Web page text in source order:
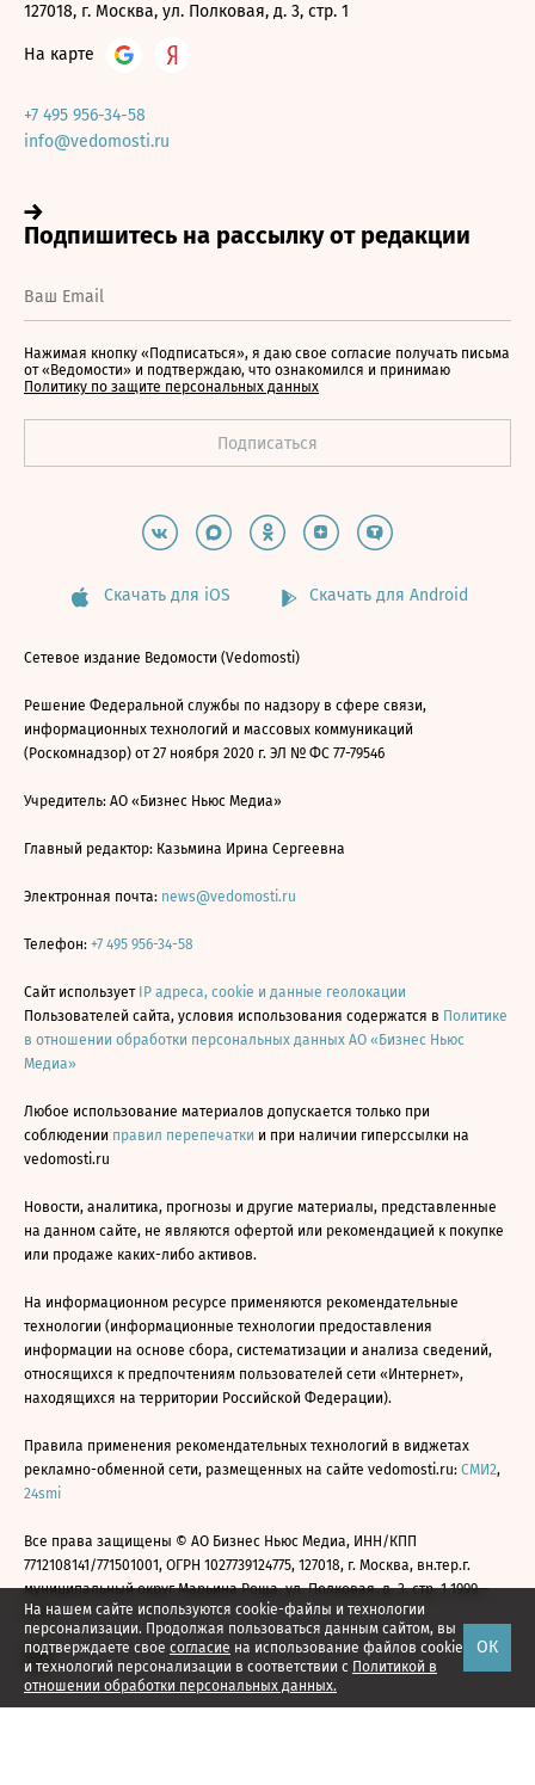
На нашем сайте используются cookie-файлы и технологии
персонализации. Продолжая пользоваться данным сайтом, вы
подтверждаете свое согласие на использование файлов cookie
и технологий персонализации в соответствии с Политикой в
отношении обработки персональных данных.
ОК
127018, г. Москва, ул. Полковая, д. 3, стр. 1
На карте
+7 495 956-34-58
info@vedomosti.ru
Нажимая кнопку «Подписаться», я даю свое согласие получать письма
от «Ведомости» и подтверждаю, что ознакомился и принимаю
Политику по защите персональных данных
Скачать для iOS Скачать для Android
Сетевое издание Ведомости (Vedomosti)
Решение Федеральной службы по надзору в сфере связи,
информационных технологий и массовых коммуникаций
(Роскомнадзор) от 27 ноября 2020 г. ЭЛ № ФС 77-79546
Учредитель: АО «Бизнес Ньюс Медиа»
Главный редактор: Казьмина Ирина Сергеевна
Электронная почта: news@vedomosti.ru
Телефон: +7 495 956-34-58
Сайт использует IP адреса, cookie и данные геолокации
Пользователей сайта, условия использования содержатся в Политике
в отношении обработки персональных данных АО «Бизнес Ньюс
Медиа»
Любое использование материалов допускается только при
соблюдении правил перепечатки и при наличии гиперссылки на
vedomosti.ru
Новости, аналитика, прогнозы и другие материалы, представленные
на данном сайте, не являются офертой или рекомендацией к покупке
или продаже каких-либо активов.
На информационном ресурсе применяются рекомендательные
технологии (информационные технологии предоставления
информации на основе сбора, систематизации и анализа сведений,
относящихся к предпочтениям пользователей сети «Интернет»,
находящихся на территории Российской Федерации).
Правила применения рекомендательных технологий в виджетах
рекламно-обменной сети, размещенных на сайте vedomosti.ru: СМИ2,
24smi
Все права защищены © АО Бизнес Ньюс Медиа, ИНН/КПП
7712108141/771501001, ОГРН 1027739124775, 127018, г. Москва, вн.тер.г.
муниципальный округ Марьина Роща, ул. Полковая, д. 3, стр. 1 1999—
2026